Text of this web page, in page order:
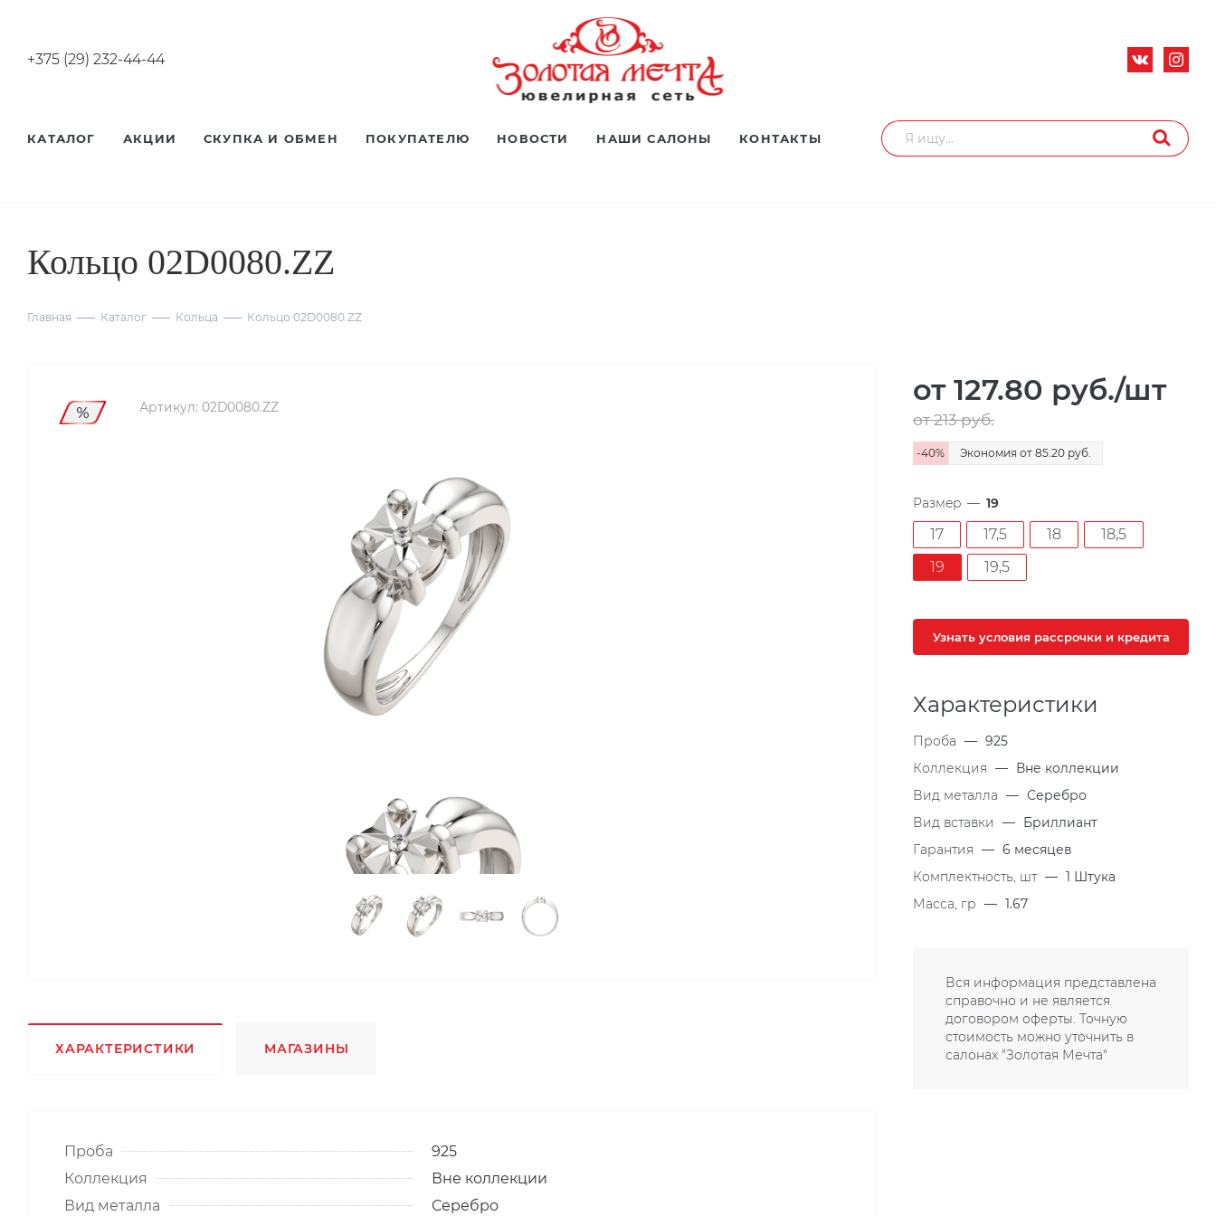
+375 (29) 232-44-44
КАТАЛОГ АКЦИИ СКУПКА И ОБМЕН ПОКУПАТЕЛЮ НОВОСТИ НАШИ САЛОНЫ КОНТАКТЫ
Кольцо 02D0080.ZZ
Главная Каталог Кольца Кольцо 02D0080.ZZ
Артикул: 02D0080.ZZ
ХАРАКТЕРИСТИКИ МАГАЗИНЫ
Проба
925
Коллекция
Вне коллекции
Вид металла
Серебро
от 127.80 руб./шт
от 213руб.
-40% Экономия от 85.20 руб.
Размер — 19
17 17,5 18
18,5
19
19,5
Узнать условия рассрочки и кредита
Характеристики
Проба — 925
Коллекция — Вне коллекции
Вид металла — Серебро
Вид вставки
— Бриллиант
Гарантия — 6 месяцев
Комплектность, шт — 1 Штука
Масса, гр — 1.67
Вся информация представлена
справочно и не является
договором оферты. Точную
стоимость можно уточнить в
салонах "Золотая Мечта"